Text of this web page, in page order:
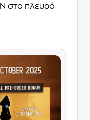
στο πλευρό